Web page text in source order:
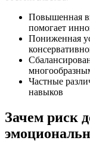
Повышенная
помогает
Пониженная
Частные
навыков
Зачем риск